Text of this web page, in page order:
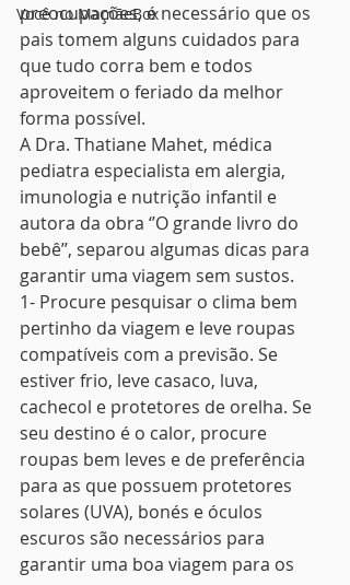
Você no MamãeBox
preocupações, é necessário que os
pais tomem alguns cuidados para
que tudo corra bem e todos
aproveitem o feriado da melhor
forma possível.
A Dra. Thatiane Mahet, médica
pediatra especialista em alergia,
imunologia e nutrição infantil e
autora da obra ‘’O grande livro do
bebê’’, separou algumas dicas para
garantir uma viagem sem sustos.
1- Procure pesquisar o clima bem
pertinho da viagem e leve roupas
compatíveis com a previsão. Se
estiver frio, leve casaco, luva,
cachecol e protetores de orelha. Se
seu destino é o calor, procure
roupas bem leves e de preferência
para as que possuem protetores
solares (UVA), bonés e óculos
escuros são necessários para
garantir uma boa viagem para os